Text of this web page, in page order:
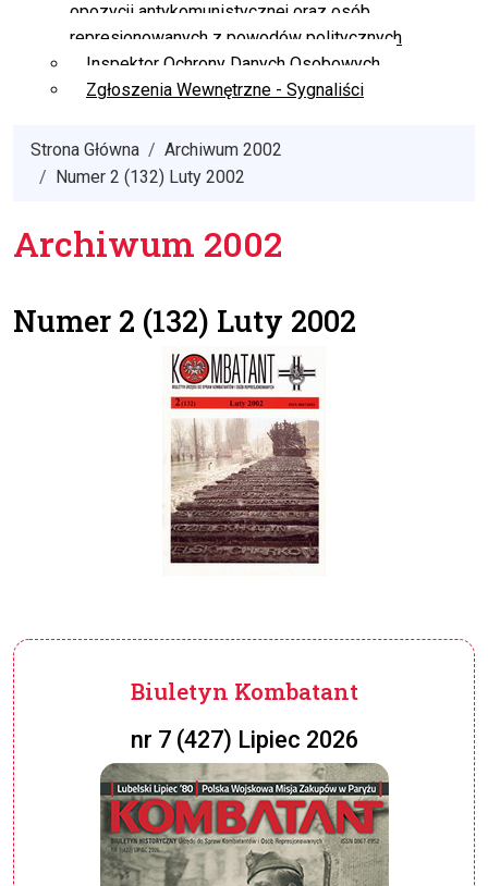
opozycji antykomunistycznej oraz osób
represjonowanych z powodów politycznych
Inspektor Ochrony Danych Osobowych
Zgłoszenia Wewnętrzne - Sygnaliści
Strona Główna
Archiwum 2002
Numer 2 (132) Luty 2002
Archiwum 2002
Numer 2 (132) Luty 2002
Biuletyn Kombatant
nr 7 (427) Lipiec 2026